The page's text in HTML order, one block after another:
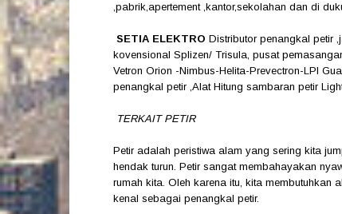
,pabrik,apertement ,kantor,sekolahan dan di
SETIA ELEKTRO Distributor penangkal petir
kovensional Splizen/ Trisula, pusat
Vetron Orion -Nimbus-Helita-Prevectron-LPI
penangkal petir ,Alat Hitung sambaran petir
TERKAIT PETIR
Petir adalah peristiwa alam yang sering kita
hendak turun. Petir sangat membahayakan
rumah kita. Oleh karena itu, kita membutuhkan
kenal sebagai penangkal petir.